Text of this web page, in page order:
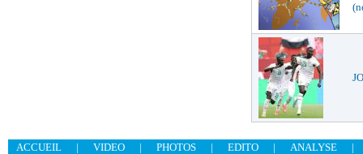
ACCUEIL | VIDEO | PHOTOS | EDITO | ANALYSE
|